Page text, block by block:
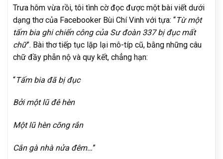
Trưa hôm vừa rồi, tôi tình cờ đọc được một bài viết dưới
dạng thơ của Facebooker Bùi Chí Vinh với tựa: “Từ một
tấm bia ghi chiến công của Sư đoàn 337 bị đục mất
chữ”. Bài thơ tiếp tục lặp lại mô-típ cũ, bằng những câu
chữ đầy phẫn nộ và quy kết, chẳng hạn:
“Tấm bia đã bị đục
Bởi một lũ đê hèn
Một lũ hèn cõng rắn
Cắn gà nhà nửa đêm…”